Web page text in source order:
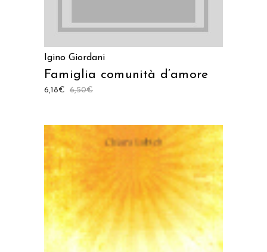
Igino Giordani
Famiglia comunità d’amore
6,50€
6,18€